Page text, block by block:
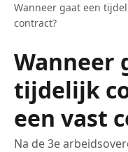
Wanneer gaat een
contract?
Wanneer
tijdelijk
een vast
Na de 3e